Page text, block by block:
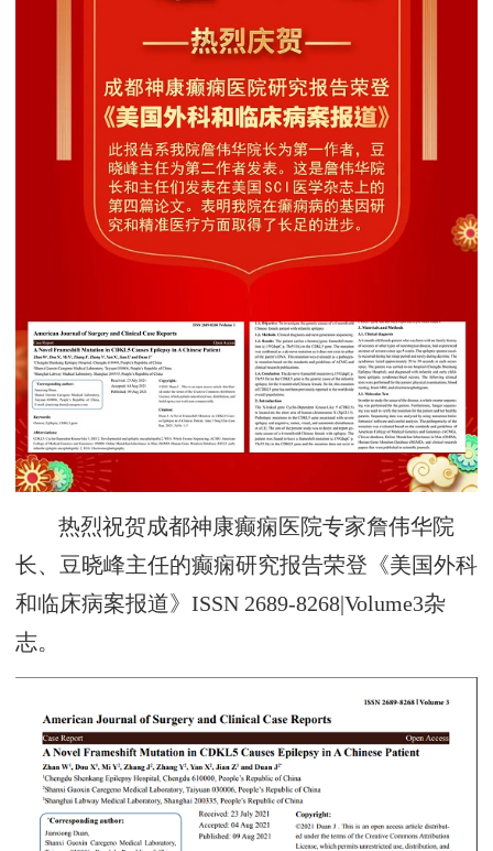
热烈祝贺成都神康癫痫医院专家詹伟华院
长、豆晓峰主任的癫痫研究报告荣登《美国外科
和临床病案报道》ISSN 2689-8268|Volume3杂
志。